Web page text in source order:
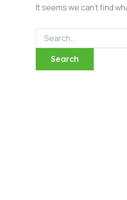
It seems we can’t find